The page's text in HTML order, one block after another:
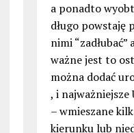
a ponadto
długo powstaję
nimi “zadłubać”
ważne jest to
można dodać
, i najważniejsze
– wmieszane
kierunku lub